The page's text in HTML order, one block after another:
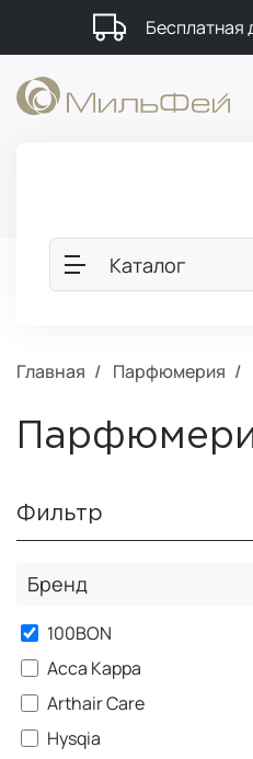
Бесплатная
Каталог
Главная Парфюмерия
Фильтр
Бренд
100BON
Acca Kappa
Arthair Care
Hysqia